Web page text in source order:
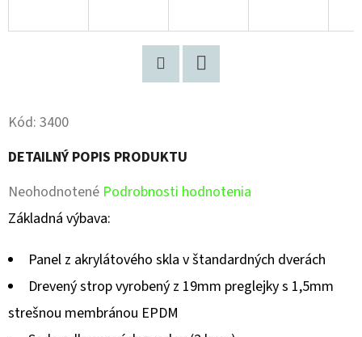
Kód: 3400
DETAILNÝ POPIS PRODUKTU
Priemerné
hodnotenie
z
Neohodnotené Podrobnosti hodnotenia
Základná výbava:
Panel z akrylátového skla v štandardných dverách
Drevený strop vyrobený z 19mm preglejky s 1,5mm
strešnou membránou EPDM